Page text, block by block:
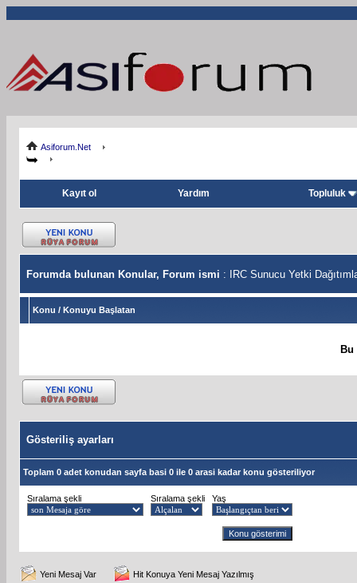
Asiforum.Net
Kayıt ol Yardım Topluluk
Forumda bulunan Konular, Forum ismi : IRC Sunucu Yetki
Konu / Konuyu Başlatan
Bu
Gösteriliş ayarları
Toplam 0 adet konudan sayfa basi 0 ile 0 arasi kadar konu gösteriliyor
Sıralama şekli Sıralama şekli Yaş
Yeni Mesaj Var Hit Konuya Yeni Mesaj Yazılmış